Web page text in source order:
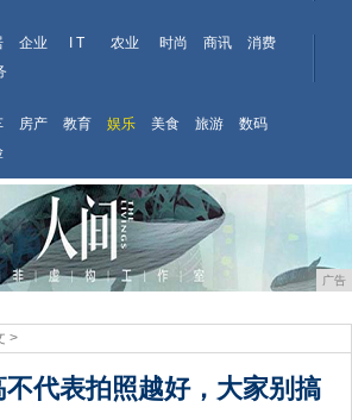
企业 I T 农业 时尚 商讯
消费
房产 教育 娱乐 美食 旅游
数码
广告
>
代表拍照越好，大家别搞